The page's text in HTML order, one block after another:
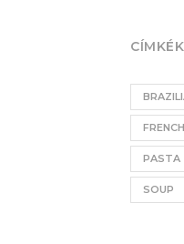
CÍMKÉK
FRENCH
PASTA
SOUP